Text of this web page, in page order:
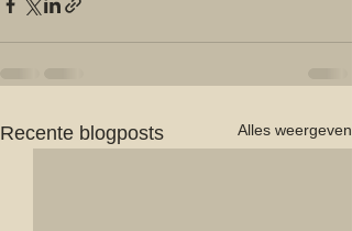
Recente blogposts Alles weergeven